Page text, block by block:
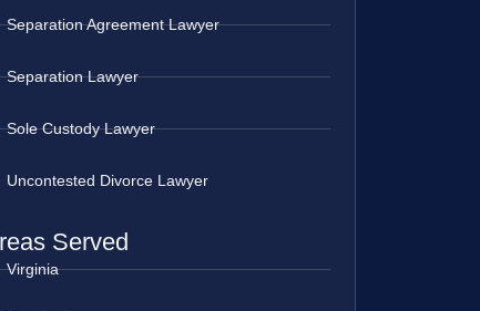
Separation Agreement Lawyer
Separation Lawyer
Sole Custody Lawyer
Uncontested Divorce Lawyer
Served
Virginia